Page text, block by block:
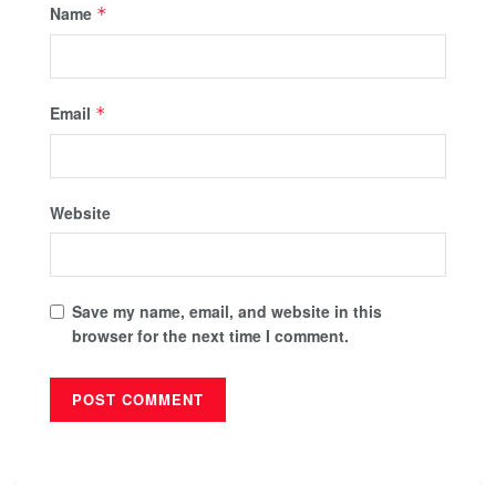
Name *
Email *
Website
Save my name, email, and website in this
browser for the next time I comment.